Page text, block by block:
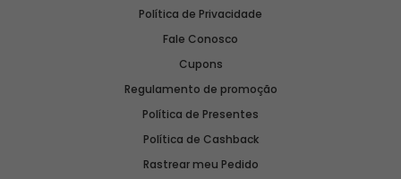
Política de Privacidade
Fale Conosco
Cupons
Regulamento de promoção
Política de Presentes
Política de Cashback
Rastrear meu Pedido